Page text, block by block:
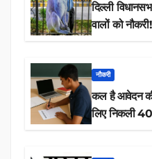
दिल्ली
वालों
नौकरी
कल है आवेदन
लिए निकली